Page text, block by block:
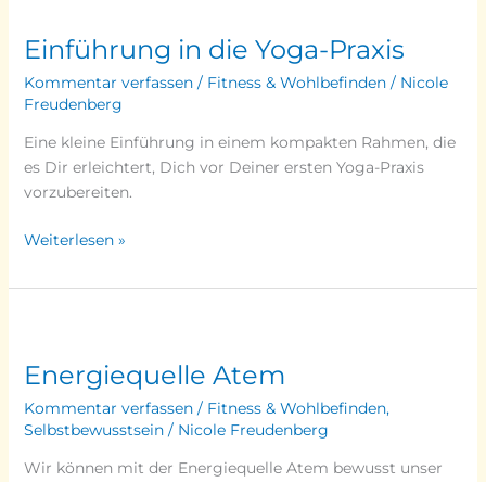
Einführung in die Yoga-Praxis
Kommentar verfassen / Fitness & Wohlbefinden/ Nicole
Freudenberg
Eine kleine Einführung in einem kompakten Rahmen, die
es Dir erleichtert, Dich vor Deiner ersten Yoga-Praxis
vorzubereiten.
die
Praxis
Weiterlesen »
Energiequelle Atem
Kommentar verfassen / Fitness & Wohlbefinden,
Selbstbewusstsein/ Nicole Freudenberg
Wir können mit der Energiequelle Atem bewusst unser